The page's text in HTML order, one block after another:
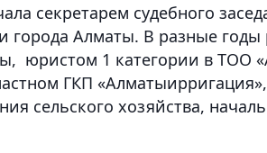
секретарем судебного
города Алматы. В разные годы
юристом 1 категории в ТОО
ГКП
сельского хозяйства,